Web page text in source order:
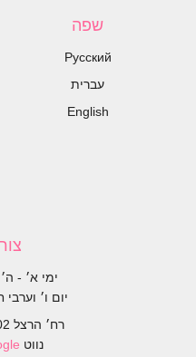
שפה
Русский
עברית
English
ימי א׳ - ה׳ 10.00-17.00
יום ו׳ וערבי חג 10.00-
רח׳ הרצל 102, ראשון לציון
נווט